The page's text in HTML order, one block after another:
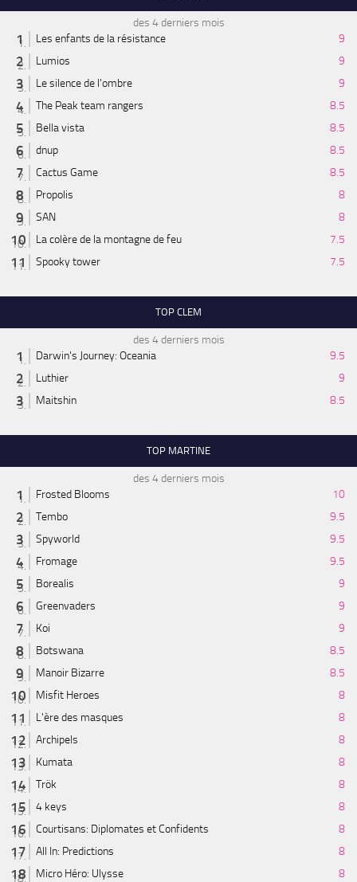
des 4 derniers mois
Les enfants de la résistance
9
Lumios
9
Le silence de l'ombre
9
The Peak team rangers
8.5
Bella vista
8.5
dnup
8.5
Cactus Game
8.5
Propolis
8
SAN
8
La colère de la montagne de feu
7.5
Spooky tower
7.5
TOP CLEM
des 4 derniers mois
Darwin's Journey: Oceania
9.5
Luthier
9
Maitshin
8.5
TOP MARTINE
des 4 derniers mois
Frosted Blooms
10
Tembo
9.5
Spyworld
9.5
Fromage
9.5
Borealis
9
Greenvaders
9
Koi
9
Botswana
8.5
Manoir Bizarre
8.5
Misfit Heroes
8
L'ère des masques
8
Archipels
8
Kumata
8
Trök
8
4 keys
8
Courtisans: Diplomates et Confidents
8
All In: Predictions
8
Micro Héro: Ulysse
8